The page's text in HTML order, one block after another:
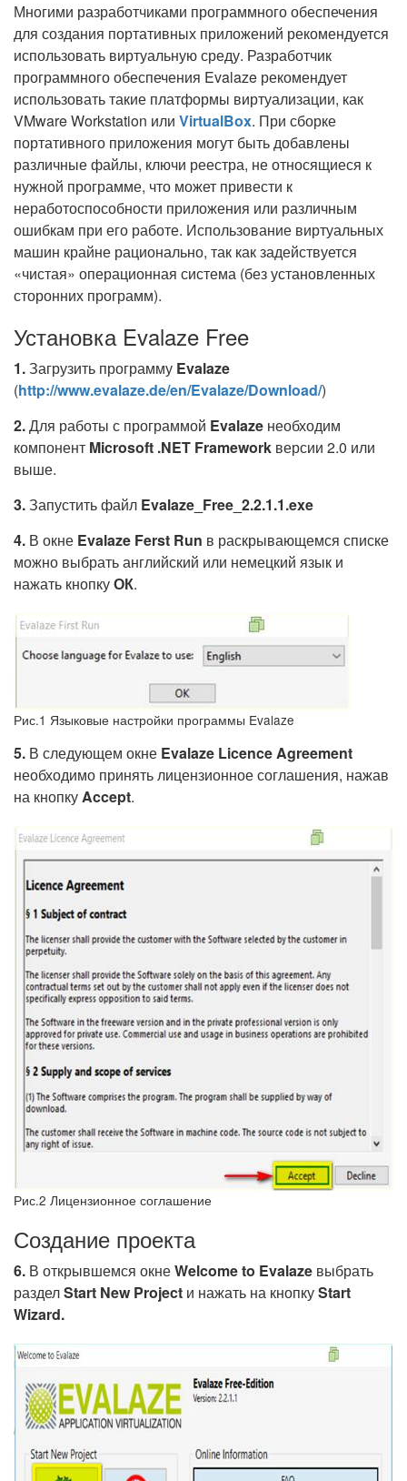
Многими разработчиками программного обеспечения
для создания портативных приложений рекомендуется
использовать виртуальную среду. Разработчик
программного обеспечения Evalaze рекомендует
использовать такие платформы виртуализации, как
VMware Workstation или VirtualBox. При сборке
портативного приложения могут быть добавлены
различные файлы, ключи реестра, не относящиеся к
нужной программе, что может привести к
неработоспособности приложения или различным
ошибкам при его работе. Использование виртуальных
машин крайне рационально, так как задействуется
«чистая» операционная система (без установленных
сторонних программ).
Установка Evalaze Free
1.Загрузить программу Evalaze
(http://www.evalaze.de/en/Evalaze/Download/)
2.Для работы с программой Evalaze необходим
компонент Microsoft .NET Framework версии 2.0 или
выше.
3.Запустить файл Evalaze_Free_2.2.1.1.exe
4. В окне Evalaze Ferst Run в раскрывающемся списке
можно выбрать английский или немецкий язык и
нажать кнопкуОК.
Рис.1 Языковые настройки программы Evalaze
5. В следующем окне Evalaze Licence Agreement
необходимо принять лицензионное соглашения, нажав
на кнопкуAccept.
Рис.2 Лицензионное соглашение
Создание проекта
6. В открывшемся окнеWelcome to Evalaze выбрать
разделStart New Project и нажать на кнопкуStart
Wizard.